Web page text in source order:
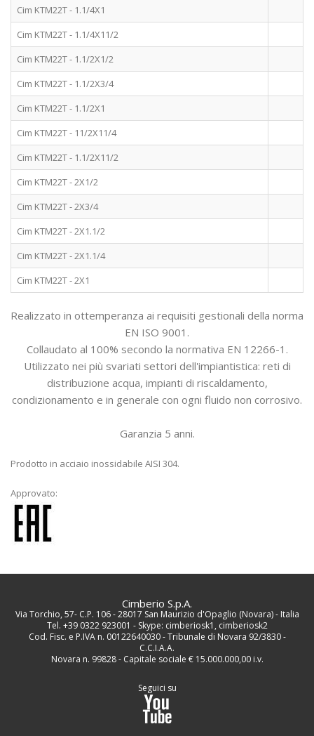
Cim KTM22T - 1.1/4X1
Cim KTM22T - 1.1/4X11/2
Cim KTM22T - 1.1/2X1/2
Cim KTM22T - 1.1/2X3/4
Cim KTM22T - 1.1/2X1
Cim KTM22T - 11/2X11/4
Cim KTM22T - 1.1/2X11/2
Cim KTM22T - 2X1/2
Cim KTM22T - 2X3/4
Cim KTM22T - 2X1.1/2
Cim KTM22T - 2X1.1/4
Cim KTM22T - 2X1
Realizzato in ottemperanza ai requisiti gestionali della norma
EN ISO 9001.
Collaudato al 100% secondo la normativa EN 12266-1.
Utilizzato nei più svariati settori dell'impiantistica: reti di
distribuzione acqua, impianti di riscaldamento,
condizionamento e in generale con ogni fluido non corrosivo.
Garanzia 5 anni.
Prodotto in acciaio inossidabile AISI 304.
Approvato:
Cimberio S.p.A.
Via Torchio, 57- C.P. 106 - 28017 San Maurizio d'Opaglio (Novara) - Italia
Tel. +39 0322 923001 - Skype: cimberiosk1, cimberiosk2
Cod. Fisc. e P.IVA n. 00122640030 - Tribunale di Novara 92/3830 -
C.C.I.A.A.
Novara n. 99828 - Capitale sociale € 15.000.000,00 i.v.
Seguici su